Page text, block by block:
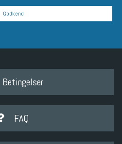
Godkend
Betingelser
FAQ